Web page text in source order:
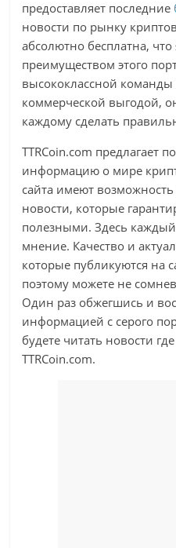
предоставляет последние
новости по рынку
абсолютно бесплатна,
преимуществом этого
высококлассной команды
коммерческой выгодой,
каждому сделать
TTRCoin.com предлагает
информацию о мире
сайта имеют
новости, которые
полезными. Здесь
мнение. Качество и
которые публикуются на
поэтому можете не
Один раз обжегшись и
информацией с серого
будете читать новости
TTRCoin.com.